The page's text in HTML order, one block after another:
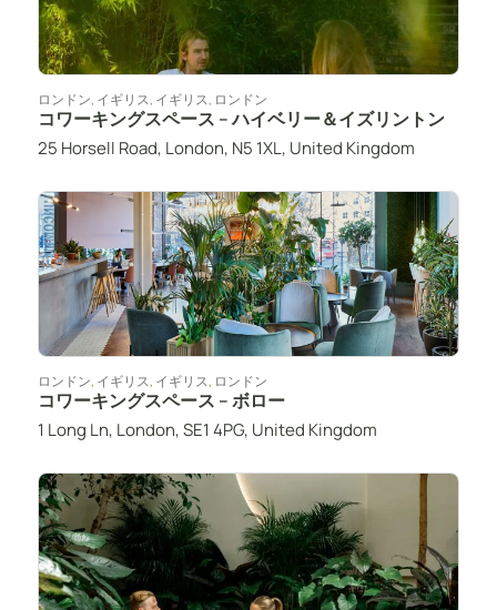
ロンドン, イギリス, イギリス, ロンドン
コワーキングスペース – ハイベリー＆イズリントン
25 Horsell Road, London, N5 1XL, United Kingdom
ロンドン, イギリス, イギリス, ロンドン
コワーキングスペース – ボロー
1 Long Ln, London, SE1 4PG, United Kingdom